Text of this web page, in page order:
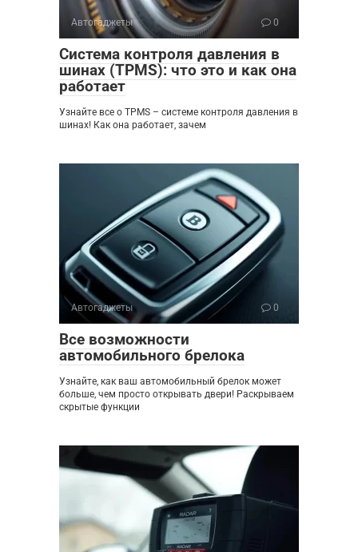
Автогаджеты 0
Система контроля давления в
шинах (TPMS): что это и как она
работает
Узнайте все о TPMS – системе контроля давления в
шинах! Как она работает, зачем
Автогаджеты 0
Все возможности
автомобильного брелока
Узнайте, как ваш автомобильный брелок может
больше, чем просто открывать двери! Раскрываем
скрытые функции